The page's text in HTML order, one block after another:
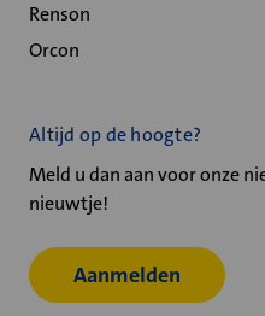
Renson
Orcon
Altijd op de hoogte?
Meld u dan aan voor onze
nieuwtje!
Aanmelden